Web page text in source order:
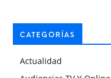
CATEGORÍAS
Actualidad